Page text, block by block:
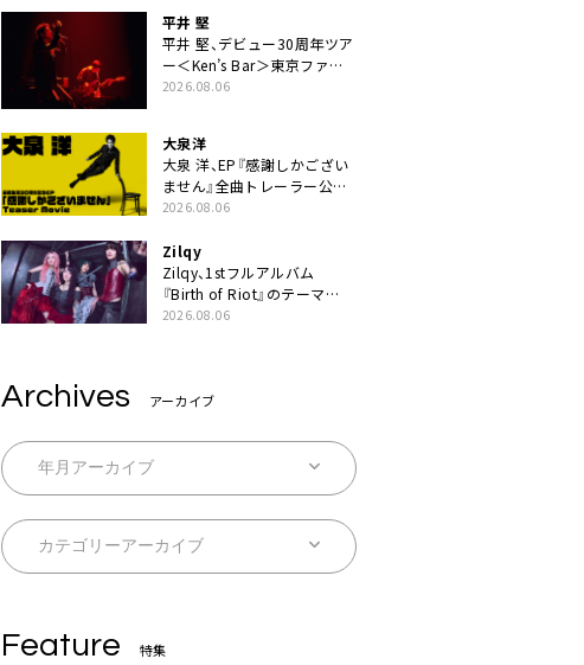
平井 堅
平井 堅、デビュー30周年ツア
ー＜Ken’s Bar＞東京ファイ
ナル公演の映像商品化決定。
2026.08.06
大泉洋
大泉 洋、EP『感謝しかござい
ません』全曲トレーラー公
開。幾田りら書き下ろし曲や
による提供曲のレコーディン
グ映像の一部解禁も
2026.08.06
Zilqy
Zilqy、1stフルアルバム
『Birth of Riot』のテーマ
は“ヘヴィネスと普遍性の両
2026.08.06
Archives アーカイブ
Feature 特集